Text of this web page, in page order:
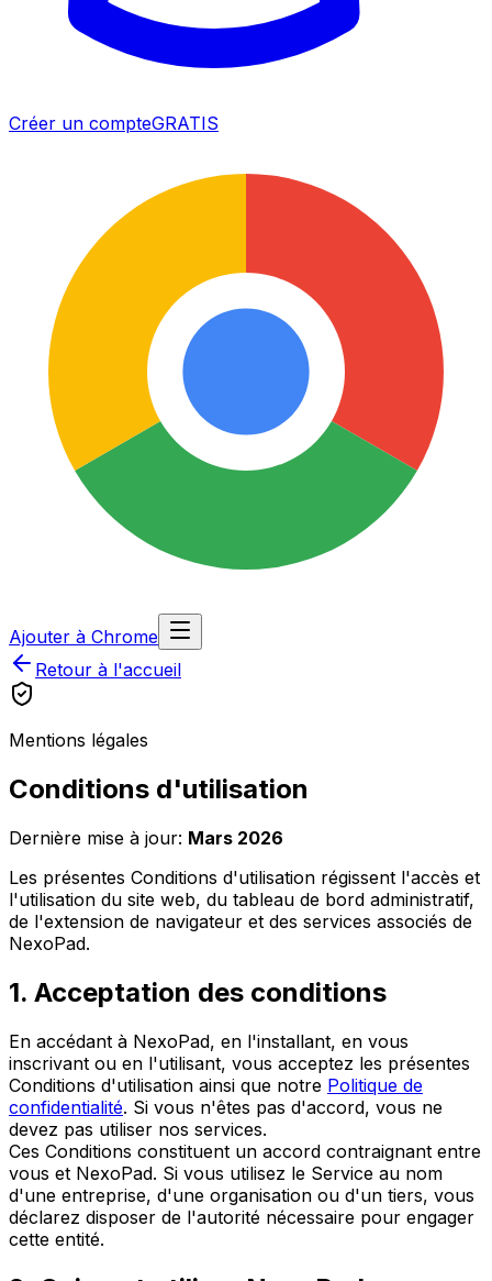
Créer un compteGRATIS
Ajouter à Chrome
Retour à l'accueil
Mentions légales
Conditions d'utilisation
Dernière mise à jour: Mars 2026
Les présentes Conditions d'utilisation régissent l'accès et
l'utilisation du site web, du tableau de bord administratif,
de l'extension de navigateur et des services associés de
NexoPad.
1. Acceptation des conditions
En accédant à NexoPad, en l'installant, en vous
inscrivant ou en l'utilisant, vous acceptez les présentes
Conditions d'utilisation ainsi que notre Politique de
confidentialité. Si vous n'êtes pas d'accord, vous ne
devez pas utiliser nos services.
Ces Conditions constituent un accord contraignant entre
vous et NexoPad. Si vous utilisez le Service au nom
d'une entreprise, d'une organisation ou d'un tiers, vous
déclarez disposer de l'autorité nécessaire pour engager
cette entité.